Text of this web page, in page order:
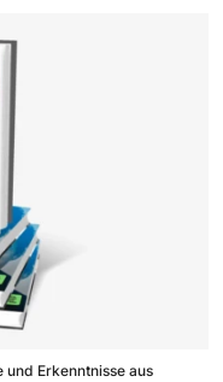
und Erkenntnisse aus